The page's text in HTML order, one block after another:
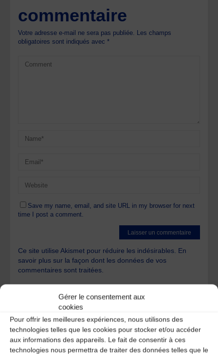
Gérer le consentement aux
cookies
Pour offrir les meilleures expériences, nous utilisons des
technologies telles que les cookies pour stocker et/ou accéder
aux informations des appareils. Le fait de consentir à ces
technologies nous permettra de traiter des données telles que le
commentaire
Votre adresse e-mail ne sera pas publiée. Les champs
obligatoires sont indiqués avec*
Save my name, email, and site URL in my browser for next
time I post a comment.
Ce site utilise Akismet pour réduire les indésirables. En
savoir plus sur la façon dont les données de vos
commentaires sont traitées.
A DECOUVRIR :